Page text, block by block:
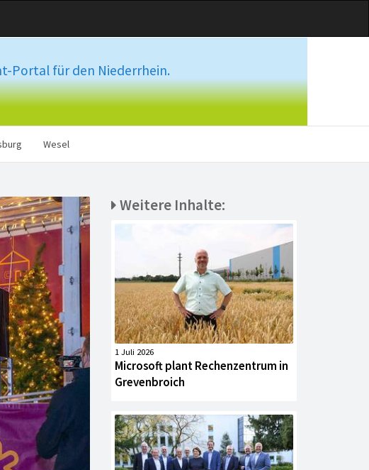
Portal für den Niederrhein.
Wesel
Weitere Inhalte:
1 Juli 2026
Microsoft plant Rechenzentrum in
Grevenbroich